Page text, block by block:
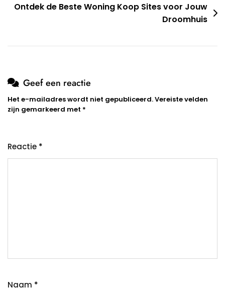
Ontdek de Beste Woning Koop Sites voor Jouw
Droomhuis
Geef een reactie
Het e-mailadres wordt niet gepubliceerd.Vereiste velden
zijn gemarkeerd met *
Reactie *
Naam *